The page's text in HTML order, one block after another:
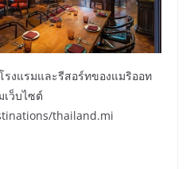
รงแรมและรีสอร์ทของแมริออท
ว็บไซต์
thailand.mi